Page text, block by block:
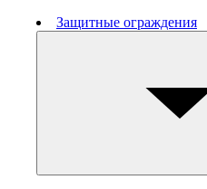
Защитные ограждения